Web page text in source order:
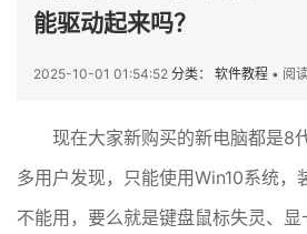
能驱动起来吗？
2025-10-01 01:54:52 分类： 软件教程 • 阅
现在大家新购买的新电脑都是8
多用户发现，只能使用Win10系统，
不能用，要么就是键盘鼠标失灵、